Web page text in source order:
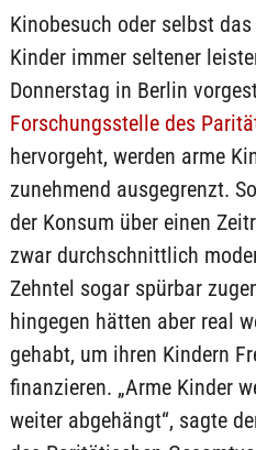
Kinobesuch oder selbst
Kinder immer seltener
Donnerstag in Berlin
Forschungsstelle des
hervorgeht, werden arme
zunehmend ausgegrenzt.
der Konsum über einen
zwar durchschnittlich
Zehntel sogar spürbar
hingegen hätten aber real
gehabt, um ihren Kindern
finanzieren. „Arme Kinder
weiter abgehängt“, sagte